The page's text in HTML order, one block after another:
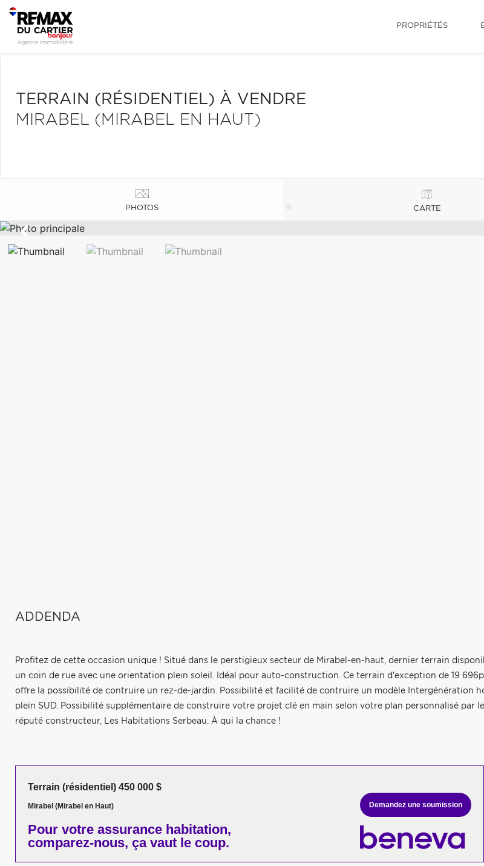
PROPRIÉTÉS
TERRAIN (RÉSIDENTIEL) À VENDRE
MIRABEL (MIRABEL EN HAUT)
PHOTOS CARTE
ADDENDA
Profitez de cette occasion unique ! Situé dans le perstigieux secteur de Mirabel-en-haut, dernier terrain
un coin de rue avec une orientation plein soleil. Idéal pour auto-construction. Ce terrain d'exception de 19
offre la possibilité de contruire un rez-de-jardin. Possibilité et facilité de contruire un modèle Intergénération
plein SUD. Possibilité supplémentaire de construire votre projet clé en main selon votre plan personnalisé par le
réputé constructeur, Les Habitations Serbeau. À qui la chance !
Terrain (résidentiel) 450 000 $
Mirabel (Mirabel en Haut)
Pour votre assurance habitation,
comparez-nous, ça vaut le coup.
Demandez une soumission